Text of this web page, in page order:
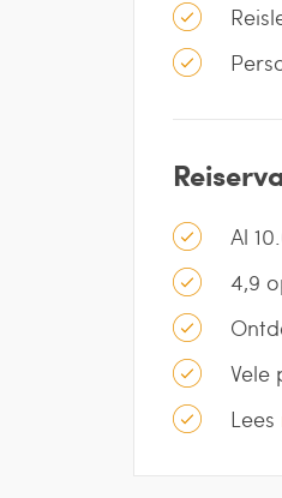
Al
4,9
Vele
Lees